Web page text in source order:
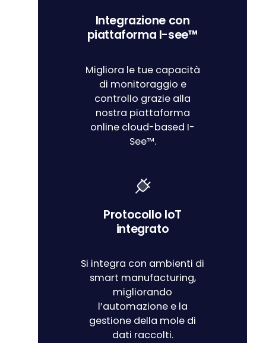
Integrazione con
piattaforma I-see™
Migliora le tue capacità
di monitoraggio e
controllo grazie alla
nostra piattaforma
online cloud-based I-
See™.
Protocollo IoT
integrato
Si integra con ambienti di
smart manufacturing,
migliorando
l’automazione e la
gestione della mole di
dati raccolti.